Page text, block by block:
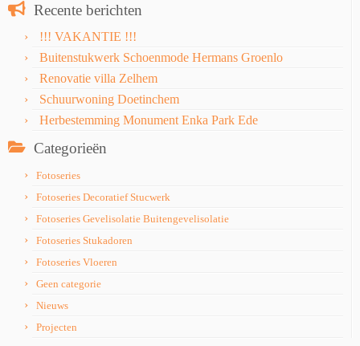
Recente berichten
!!! VAKANTIE !!!
Buitenstukwerk Schoenmode Hermans Groenlo
Renovatie villa Zelhem
Schuurwoning Doetinchem
Herbestemming Monument Enka Park Ede
Categorieën
Fotoseries
Fotoseries Decoratief Stucwerk
Fotoseries Gevelisolatie Buitengevelisolatie
Fotoseries Stukadoren
Fotoseries Vloeren
Geen categorie
Nieuws
Projecten